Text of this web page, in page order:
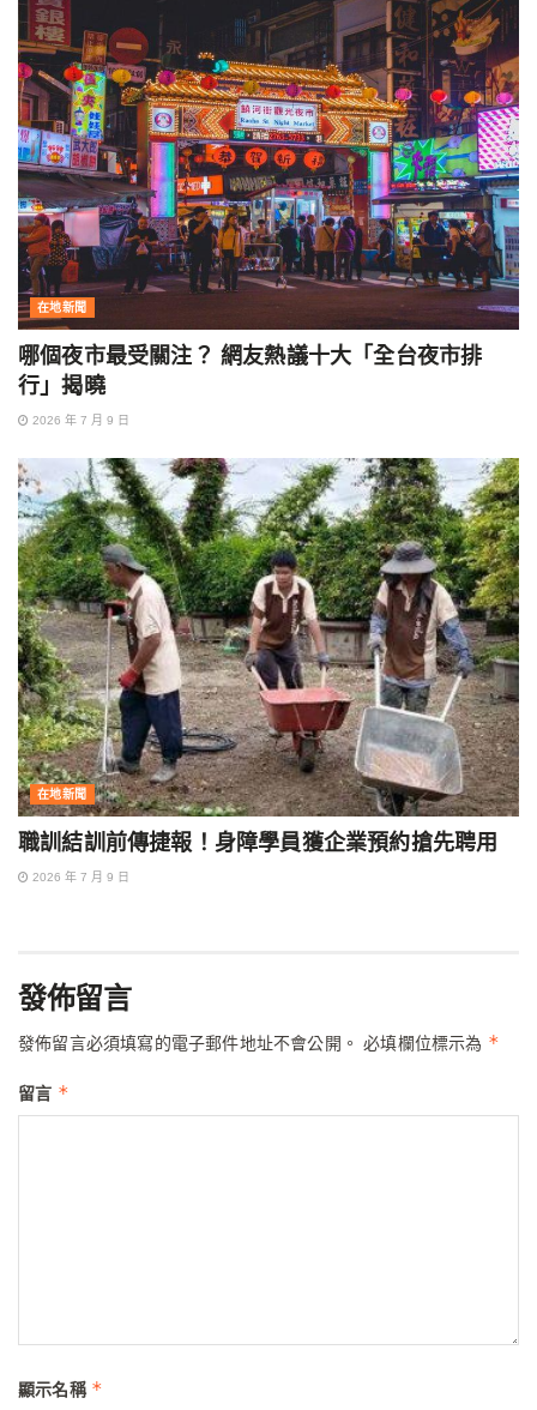
在地新聞
哪個夜市最受關注？ 網友熱議十大「全台夜市排
行」揭曉
2026 年 7 月 9 日
在地新聞
職訓結訓前傳捷報！身障學員獲企業預約搶先聘用
2026 年 7 月 9 日
發佈留言
發佈留言必須填寫的電子郵件地址不會公開。 必填欄位標示為 *
留言 *
顯示名稱 *